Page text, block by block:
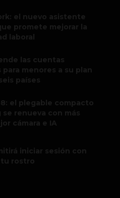
el nuevo asistente
promete mejorar la
laboral
las cuentas
menores a su plan
países
el plegable compacto
se renueva con más
cámara e IA
iniciar sesión con
rostro